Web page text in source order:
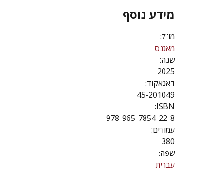
מידע נוסף
מו"ל:
מאגנס
שנה:
2025
דאנאקוד:
45-201049
ISBN:
978-965-7854-22-8
עמודים:
380
שפה:
עברית